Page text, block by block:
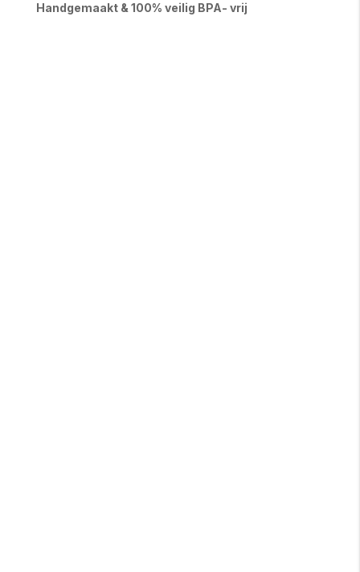
Handgemaakt & 100% veilig BPA- vrij